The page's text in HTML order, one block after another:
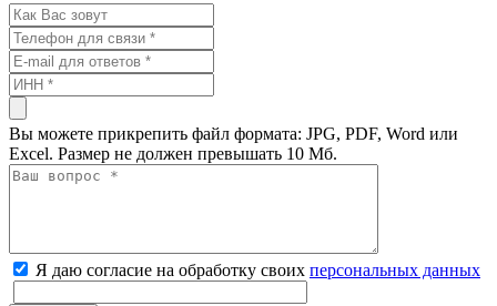
Вы можете прикрепить файл формата: JPG, PDF, Word или
Excel. Размер не должен превышать 10 Мб.
Я даю согласие на обработку своих персональных данных